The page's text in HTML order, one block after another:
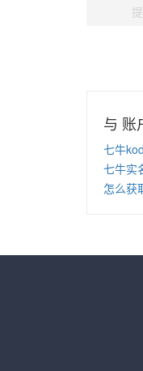
与 账
七牛
七牛实
怎么获